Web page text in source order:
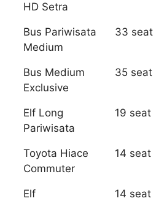
HD Setra
Bus Pariwisata
Medium
33 seat
Bus Medium
Exclusive
35 seat
Elf Long
Pariwisata
19 seat
Toyota Hiace
Commuter
14 seat
Elf
14 seat